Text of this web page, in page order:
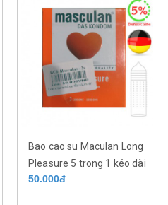
Bao cao su Maculan Long
Pleasure 5 trong 1 kéo dài
thời gian của Đức hộp 3
50.000đ